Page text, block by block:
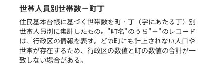
世帯人員別世帯数－町丁
住民基本台帳に基づく世帯数を町・丁（字にあたる丁）別
世帯人員別に集計したもの。"町名"のうち"－"のレコード
は、行政区の情報を表す。どの町にも計上されない人口や
世帯が存在するため、行政区の数値と町の数値の合計が一
致しない場合がある。